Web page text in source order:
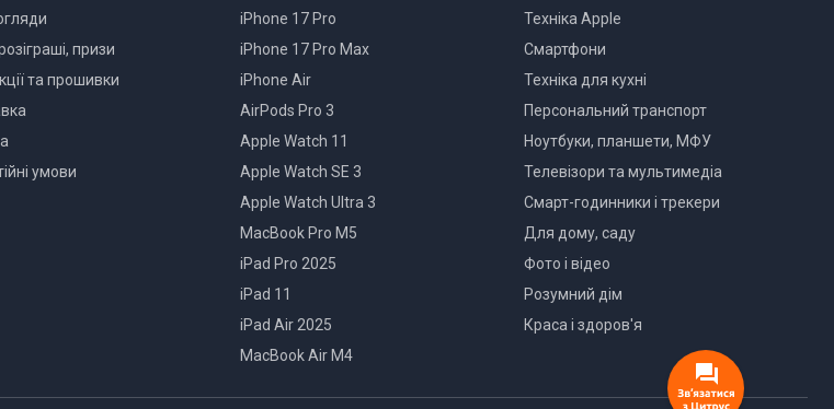
призи
та прошивки
умови
iPhone 17 Pro
iPhone 17 Pro Max
iPhone Air
AirPods Pro 3
Apple Watch 11
Apple Watch SE 3
Apple Watch Ultra 3
MacBook Pro M5
iPad Pro 2025
iPad 11
iPad Air 2025
MacBook Air M4
Техніка Apple
Смартфони
Техніка для кухні
Персональний транспорт
Ноутбуки, планшети, МФУ
Телевізори та мультимедіа
Смарт-годинники і трекери
Для дому, саду
Фото і відео
Розумний дім
Краса і здоров'я